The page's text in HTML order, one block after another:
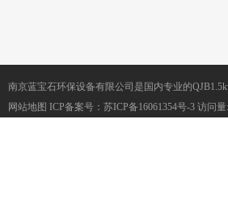
南京蓝宝石环保设备有限公司是国内专业的
网站地图 ICP备案号： 苏ICP备16061354号-3 访问量